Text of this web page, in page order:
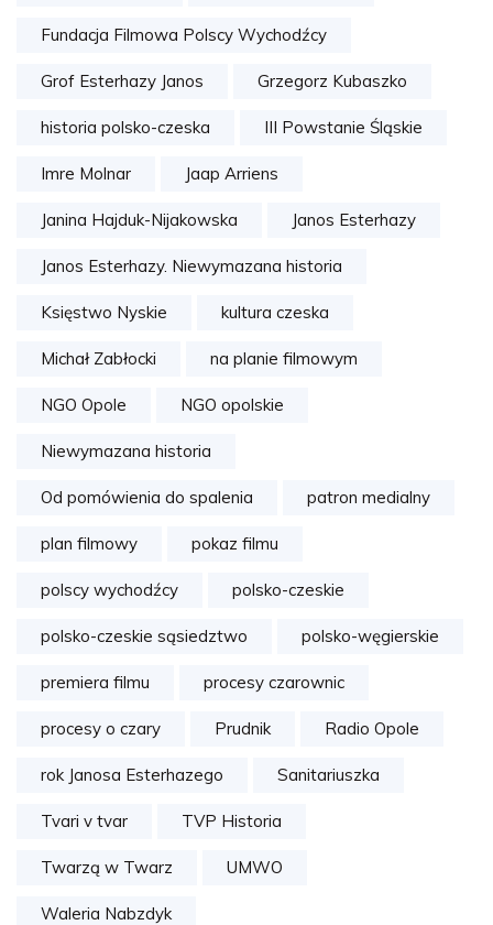
Fundacja Filmowa Polscy Wychodźcy
Grof Esterhazy Janos Grzegorz Kubaszko
historia polsko-czeska III Powstanie Śląskie
Imre Molnar Jaap Arriens
Janina Hajduk-Nijakowska Janos Esterhazy
Janos Esterhazy. Niewymazana historia
Księstwo Nyskie kultura czeska
Michał Zabłocki na planie filmowym
NGO Opole NGO opolskie
Niewymazana historia
Od pomówienia do spalenia patron medialny
plan filmowy pokaz filmu
polscy wychodźcy polsko-czeskie
polsko-czeskie sąsiedztwo polsko-węgierskie
premiera filmu procesy czarownic
procesy o czary Prudnik Radio Opole
rok Janosa Esterhazego Sanitariuszka
Tvari v tvar TVP Historia
Twarzą w Twarz UMWO
Waleria Nabzdyk